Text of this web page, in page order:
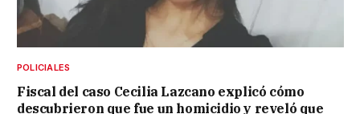
POLICIALES
Fiscal del caso Cecilia Lazcano explicó cómo
descubrieron que fue un homicidio y reveló que